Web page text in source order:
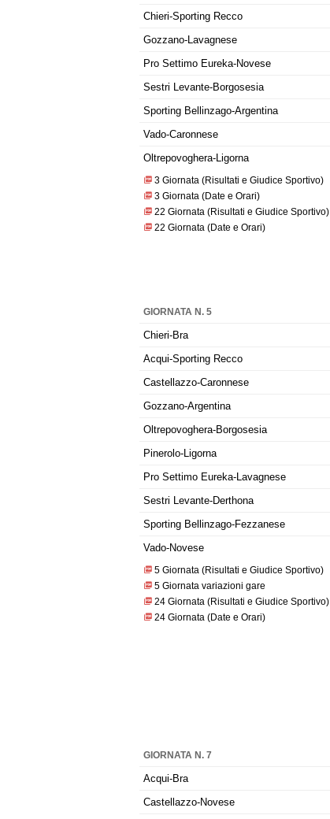
Chieri-Sporting Recco
Gozzano-Lavagnese
Pro Settimo Eureka-Novese
Sestri Levante-Borgosesia
Sporting Bellinzago-Argentina
Vado-Caronnese
Oltrepovoghera-Ligorna
3 Giornata (Risultati e Giudice Sportivo)
3 Giornata (Date e Orari)
22 Giornata (Risultati e Giudice Sportivo)
22 Giornata (Date e Orari)
GIORNATA N. 5
Chieri-Bra
Acqui-Sporting Recco
Castellazzo-Caronnese
Gozzano-Argentina
Oltrepovoghera-Borgosesia
Pinerolo-Ligorna
Pro Settimo Eureka-Lavagnese
Sestri Levante-Derthona
Sporting Bellinzago-Fezzanese
Vado-Novese
5 Giornata (Risultati e Giudice Sportivo)
5 Giornata variazioni gare
24 Giornata (Risultati e Giudice Sportivo)
24 Giornata (Date e Orari)
GIORNATA N. 7
Acqui-Bra
Castellazzo-Novese